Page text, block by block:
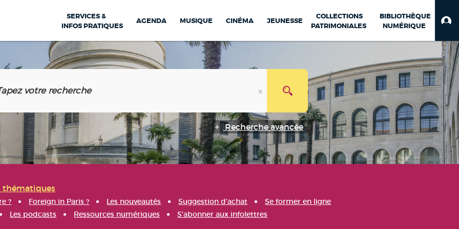
SERVICES &
INFOS PRATIQUES
AGENDA MUSIQUE CINÉMA JEUNESSE
COLLECTIONS
PATRIMONIALES
BIBLIOTHÈQUE
NUMÉRIQUE
Recherche avancée
thématiques
? Foreign in Paris ? Les nouveautés Suggestion d'achat
Se former en ligne
Les podcasts Ressources numériques S'abonner aux infolettres